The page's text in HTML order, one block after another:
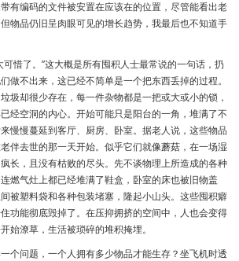
有编码的文件被安置在应该在的位置，尽管能看出老
物品仍旧呈肉眼可见的增长趋势，我最后也不知道手
可惜了。”这大概是所有囤积人士最常说的一句话，扔
做不出来，这已经不简单是一个把东西丢掉的过程。
圾却很少存在，每一件杂物都是一把或大或小的锁，
经空洞的内心。开始可能只是阳台的一角，堆满了不
慢慢蔓延到客厅、厨房、卧室。据老人说，这些物品
伴去世的那一天开始。似乎它们就像蘑菇，在一场湿
长，且没有枯败的尽头。先不谈物理上所造成的各种
燃气灶上都已经堆满了鞋盒，卧室的床也被旧物盖
被塑料袋和各种包装堵塞，隆起小山头。这些囤积癖
功能彻底毁掉了。在压抑拥挤的空间中，人也会变得
始潦草，生活被琐碎的堆积掩埋。
个问题，一个人拥有多少物品才能生存？坐飞机时透